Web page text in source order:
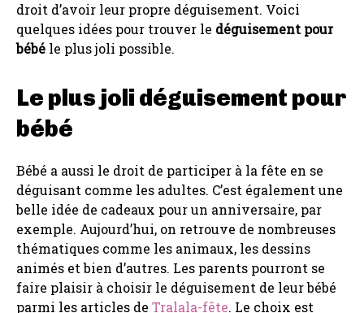
droit d’avoir leur propre déguisement. Voici
quelques idées pour trouver le déguisement pour
bébé le plus joli possible.
Le plus joli déguisement pour
bébé
Bébé a aussi le droit de participer à la fête en se
déguisant comme les adultes. C’est également une
belle idée de cadeaux pour un anniversaire, par
exemple. Aujourd’hui, on retrouve de nombreuses
thématiques comme les animaux, les dessins
animés et bien d’autres. Les parents pourront se
faire plaisir à choisir le déguisement de leur bébé
parmi les articles de Tralala-fête. Le choix est